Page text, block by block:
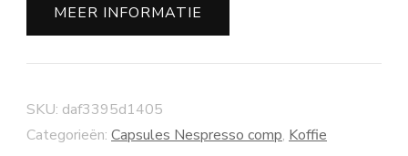
was:
€8.79.
is:
€7.99.
MEER INFORMATIE
SKU: daf3395d1405
Categorieën: Capsules Nespresso comp, Koffie